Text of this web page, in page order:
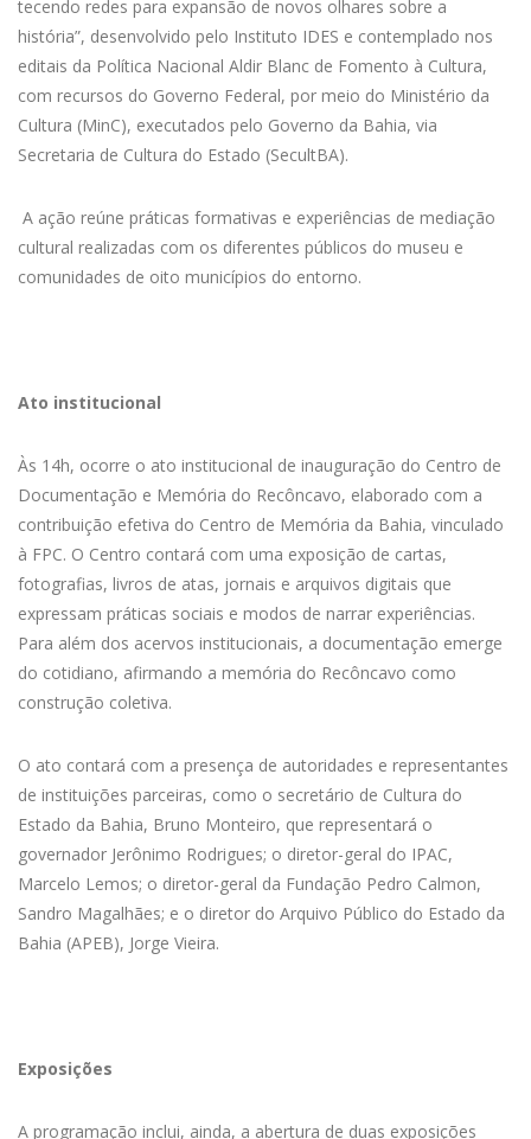
tecendo redes para expansão de novos olhares sobre a
história”, desenvolvido pelo Instituto IDES e contemplado nos
editais da Política Nacional Aldir Blanc de Fomento à Cultura,
com recursos do Governo Federal, por meio do Ministério da
Cultura (MinC), executados pelo Governo da Bahia, via
Secretaria de Cultura do Estado (SecultBA).
A ação reúne práticas formativas e experiências de mediação
cultural realizadas com os diferentes públicos do museu e
comunidades de oito municípios do entorno.
Ato institucional
Às 14h, ocorre o ato institucional de inauguração do Centro de
Documentação e Memória do Recôncavo, elaborado com a
contribuição efetiva do Centro de Memória da Bahia, vinculado
à FPC. O Centro contará com uma exposição de cartas,
fotografias, livros de atas, jornais e arquivos digitais que
expressam práticas sociais e modos de narrar experiências.
Para além dos acervos institucionais, a documentação emerge
do cotidiano, afirmando a memória do Recôncavo como
construção coletiva.
O ato contará com a presença de autoridades e representantes
de instituições parceiras, como o secretário de Cultura do
Estado da Bahia, Bruno Monteiro, que representará o
governador Jerônimo Rodrigues; o diretor-geral do IPAC,
Marcelo Lemos; o diretor-geral da Fundação Pedro Calmon,
Sandro Magalhães; e o diretor do Arquivo Público do Estado da
Bahia (APEB), Jorge Vieira.
Exposições
A programação inclui, ainda, a abertura de duas exposições